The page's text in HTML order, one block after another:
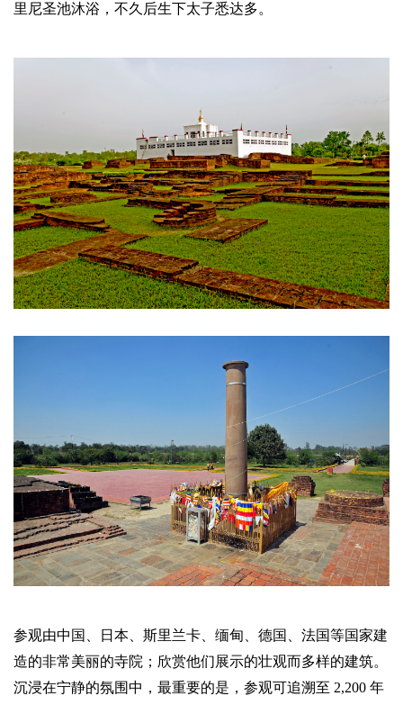
里尼圣池沐浴，不久后生下太子悉达多。
参观由中国、日本、斯里兰卡、缅甸、德国、法国等国家建
造的非常美丽的寺院；欣赏他们展示的壮观而多样的建筑。
沉浸在宁静的氛围中，最重要的是，参观可追溯至 2,200 年